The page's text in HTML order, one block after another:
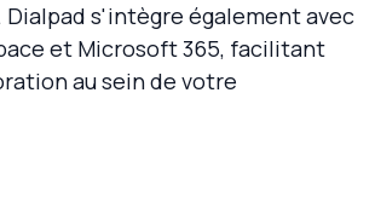
s'intègre également avec
et Microsoft 365, facilitant
au sein de votre